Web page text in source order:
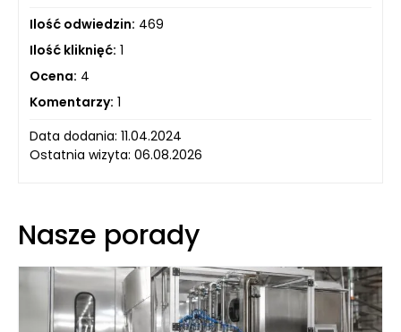
Ilość odwiedzin: 469
Ilość kliknięć: 1
Ocena: 4
Komentarzy: 1
Data dodania: 11.04.2024
Ostatnia wizyta: 06.08.2026
Nasze porady